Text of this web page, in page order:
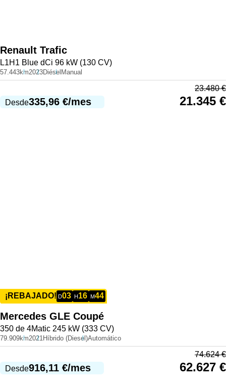
Renault Trafic
L1H1 Blue dCi 96 kW (130 CV)
57.443km2023Diésel Manual
Desde335,96 €/mes
23.480€
21.345 €
¡REBAJADO! D03 H16 M44
Mercedes GLE Coupé
350 de 4Matic 245 kW (333 CV)
79.909km2021 Híbrido (Diesel)Automático
Desde916,11 €/mes
74.624€
62.627 €